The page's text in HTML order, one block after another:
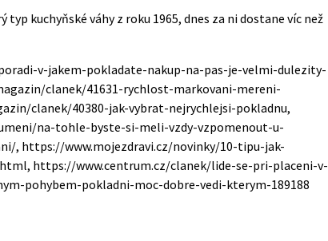
kuchyňské váhy z roku 1965, dnes za ni dostane víc než
v-jakem-pokladate-nakup-na-pas-je-velmi-dulezity-
clanek/41631-rychlost-markovani-mereni-
clanek/40380-jak-vybrat-nejrychlejsi-pokladnu,
na-tohle-byste-si-meli-vzdy-vzpomenout-u-
, https://www.mojezdravi.cz/novinky/10-tipu-jak-
https://www.centrum.cz/clanek/lide-se-pri-placeni-v-
pohybem-pokladni-moc-dobre-vedi-kterym-189188